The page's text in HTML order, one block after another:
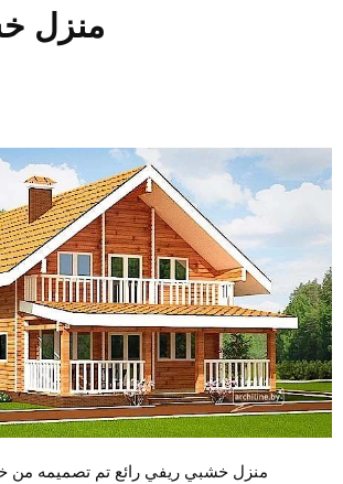
منزل
منزل خشبي ريفي رائع تم تصميمه من